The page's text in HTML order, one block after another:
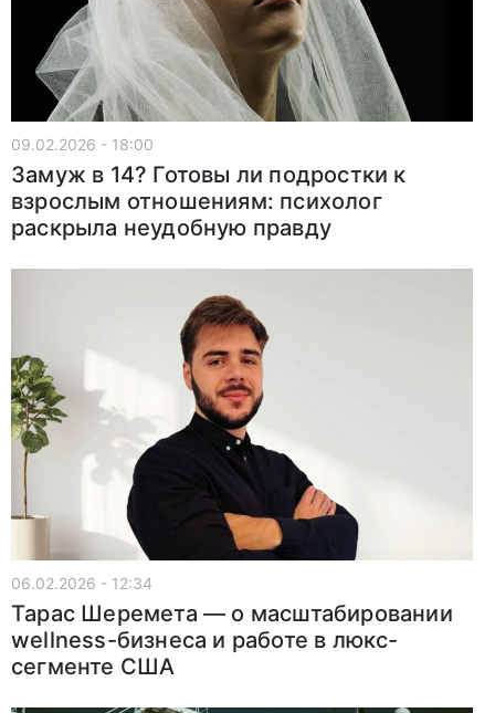
09.02.2026 - 18:00
Замуж в 14? Готовы ли подростки к
взрослым отношениям: психолог
раскрыла неудобную правду
06.02.2026 - 12:34
Тарас Шеремета — о масштабировании
wellness-бизнеса и работе в люкс-
сегменте США